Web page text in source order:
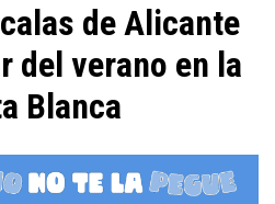
de Alicante
del verano en la
Blanca